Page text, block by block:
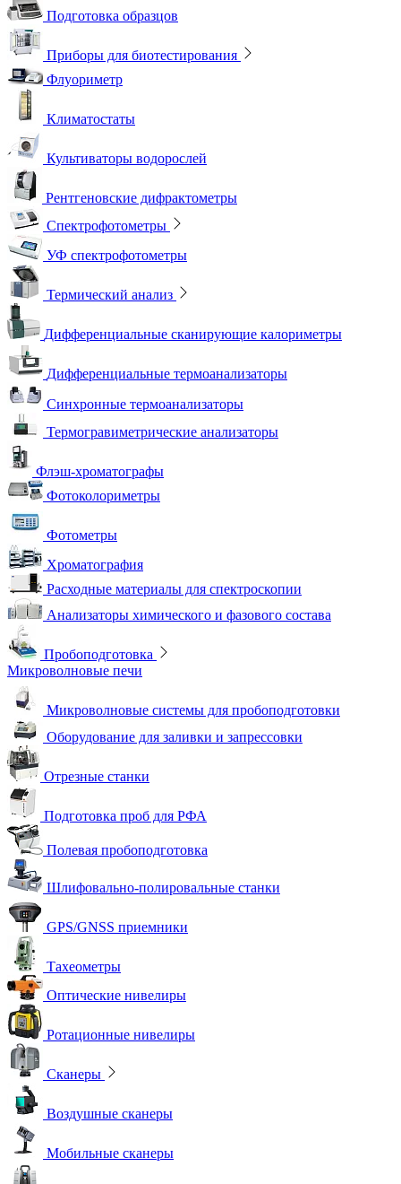
Подготовка образцов
Приборы для биотестирования
Флуориметр
Климатостаты
Культиваторы водорослей
Рентгеновские дифрактометры
Спектрофотометры
УФ спектрофотометры
Термический анализ
Дифференциальные сканирующие калориметры
Дифференциальные термоанализаторы
Синхронные термоанализаторы
Термогравиметрические анализаторы
Флэш-хроматографы
Фотоколориметры
Фотометры
Хроматография
Расходные материалы для спектроскопии
Анализаторы химического и фазового состава
Пробоподготовка
Микроволновые печи
Микроволновые системы для пробоподготовки
Оборудование для заливки и запрессовки
Отрезные станки
Подготовка проб для РФА
Полевая пробоподготовка
Шлифовально-полировальные станки
GPS/GNSS приемники
Тахеометры
Оптические нивелиры
Ротационные нивелиры
Сканеры
Воздушные сканеры
Мобильные сканеры